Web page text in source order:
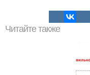
Читайте также